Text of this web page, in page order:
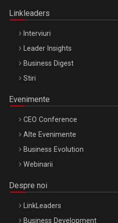
Linkleaders
Interviuri
Leader Insights
Business Digest
Stiri
Evenimente
CEO Conference
Alte Evenimente
Business Evolution
Webinarii
Despre noi
LinkLeaders
Business Development